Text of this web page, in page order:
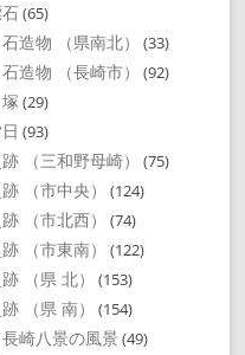
(65)
造物 （県南北） (33)
造物 （長崎市） (92)
(29)
(93)
（三和野母崎） (75)
（市中央） (124)
（市北西） (74)
（市東南） (122)
（県 北） (153)
（県 南） (154)
崎八景の風景 (49)